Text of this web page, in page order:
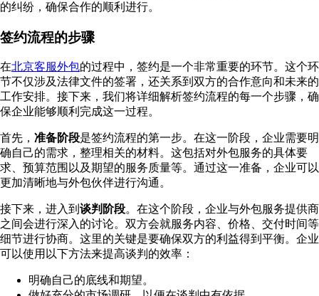
的纠纷，确保合作的顺利进行。
签约流程的步骤
在北京客服外包的过程中，签约是一个非常重要的环节。这个环
节不仅涉及法律文件的签署，还关系到双方的合作意向和未来的
工作安排。接下来，我们将详细解析签约流程的每一个步骤，确
保企业能够顺利完成这一过程。
首先， 准备阶段是签约流程的第一步。在这一阶段，企业需要明
确自己的需求，整理相关的材料。这包括对外包服务的具体要
求、预算范围以及期望的服务质量等。通过这一准备，企业可以
更加清晰地与外包伙伴进行沟通。
接下来，进入到 谈判阶段。在这个阶段，企业与外包服务提供商
之间会进行深入的讨论。双方会就服务内容、价格、交付时间等
细节进行协商。这里的关键是要确保双方的利益得到平衡。企业
可以使用以下方法来提高谈判的效率：
明确自己的底线和期望。